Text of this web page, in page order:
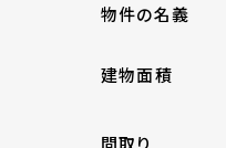
物件の名義
建物面積
間取り